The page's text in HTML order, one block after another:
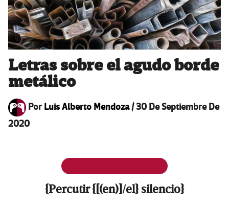
Letras sobre el agudo borde
metálico
Por Luis Alberto Mendoza/30 De Septiembre De
2020
{Percutir {[(en)]/el} silencio}